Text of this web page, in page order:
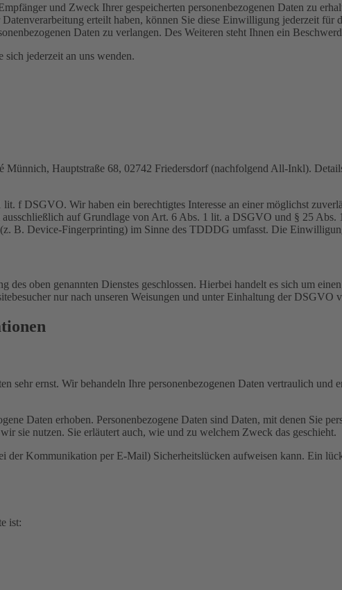
und Zweck Ihrer gespeicherten personenbezogenen Daten zu
erteilt haben, können Sie diese Einwilligung jederzeit
Daten zu verlangen. Des Weiteren steht Ihnen ein
jederzeit an uns wenden.
Hauptstraße 68, 02742 Friedersdorf (nachfolgend All-Inkl).
DSGVO. Wir haben ein berechtigtes Interesse an einer möglichst
auf Grundlage von Art. 6 Abs. 1 lit. a DSGVO und § 25
B. Device-Fingerprinting) im Sinne des TDDDG umfasst. Die
oben genannten Dienstes geschlossen. Hierbei handelt es sich um
nur nach unseren Weisungen und unter Einhaltung der DSGVO
sehr ernst. Wir behandeln Ihre personenbezogenen Daten vertraulich und
Daten erhoben. Personenbezogene Daten sind Daten, mit denen Sie
sie nutzen. Sie erläutert auch, wie und zu welchem Zweck das geschieht.
der Kommunikation per E-Mail) Sicherheitslücken aufweisen kann. Ein
ist: